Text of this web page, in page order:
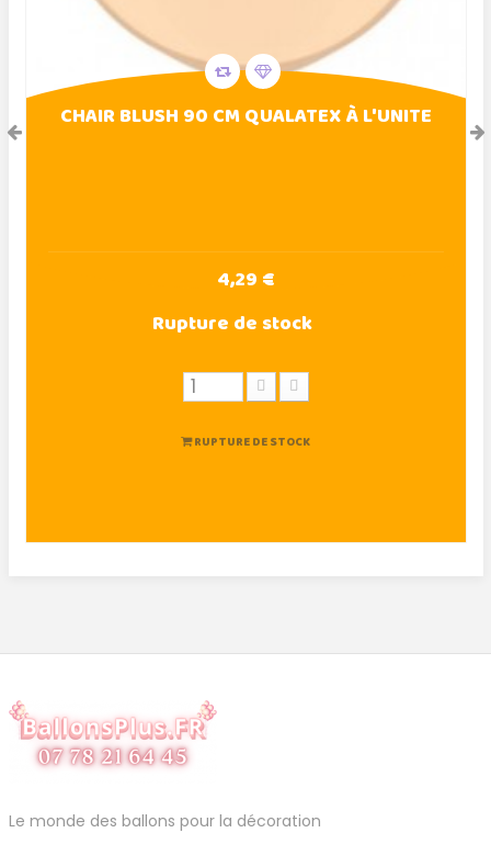
CHAIR BLUSH 90 CM QUALATEX À L'UNITE
4,29 €
Rupture de stock
RUPTURE DE STOCK
Le monde des ballons pour la décoration